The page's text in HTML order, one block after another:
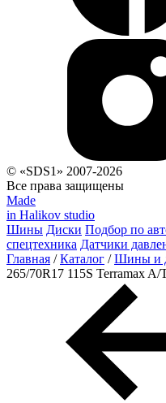
© «SDS1» 2007-2026
Все права защищены
Made
in Halikov studio
Шины Диски Подбор по
спецтехника Датчики
Главная / Каталог / Шины и
265/70R17 115S Terramax A/